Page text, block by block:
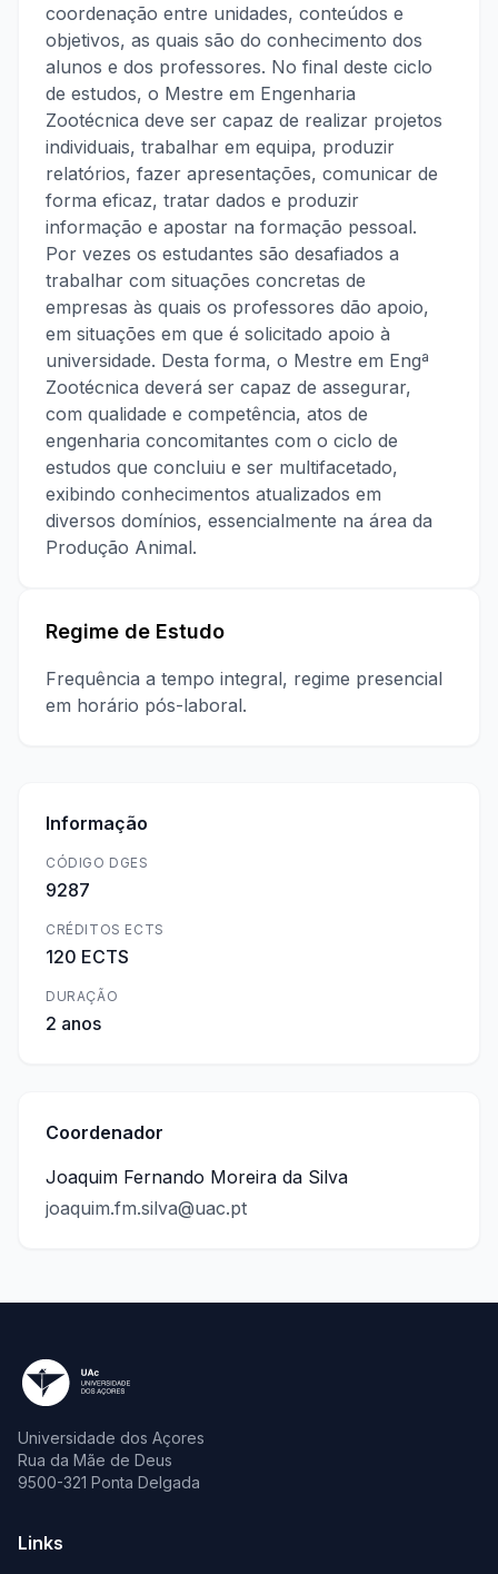
coordenação entre unidades, conteúdos e
objetivos, as quais são do conhecimento dos
alunos e dos professores. No final deste ciclo
de estudos, o Mestre em Engenharia
Zootécnica deve ser capaz de realizar projetos
individuais, trabalhar em equipa, produzir
relatórios, fazer apresentações, comunicar de
forma eficaz, tratar dados e produzir
informação e apostar na formação pessoal.
Por vezes os estudantes são desafiados a
trabalhar com situações concretas de
empresas às quais os professores dão apoio,
em situações em que é solicitado apoio à
universidade. Desta forma, o Mestre em Engª
Zootécnica deverá ser capaz de assegurar,
com qualidade e competência, atos de
engenharia concomitantes com o ciclo de
estudos que concluiu e ser multifacetado,
exibindo conhecimentos atualizados em
diversos domínios, essencialmente na área da
Produção Animal.
Regime de Estudo
Frequência a tempo integral, regime presencial
em horário pós-laboral.
Informação
CÓDIGO DGES
9287
CRÉDITOS ECTS
120 ECTS
DURAÇÃO
2 anos
Coordenador
Joaquim Fernando Moreira da Silva
joaquim.fm.silva@uac.pt
Universidade dos Açores
Rua da Mãe de Deus
9500-321 Ponta Delgada
Links